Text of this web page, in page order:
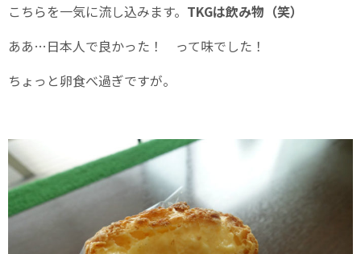
こちらを一気に流し込みます。 TKGは飲み物（笑）
ああ…日本人で良かった！ って味でした！
ちょっと卵食べ過ぎですが。